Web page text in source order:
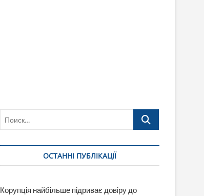
Поиск…
ОСТАННІ ПУБЛІКАЦІЇ
Корупція найбільше підриває довіру до